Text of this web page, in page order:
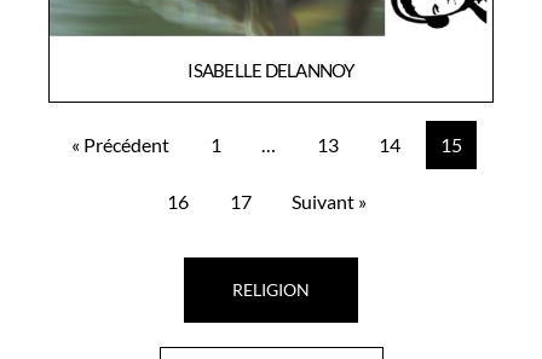
ISABELLE DELANNOY
« Précédent 1 … 13 14 15
16 17 Suivant »
RELIGION